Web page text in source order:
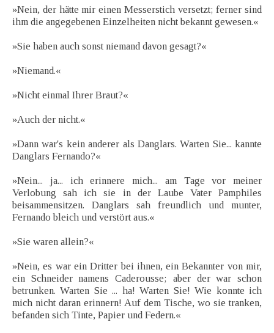
»Nein, der hätte mir einen Messerstich versetzt; ferner sind
ihm die angegebenen Einzelheiten nicht bekannt gewesen.«
»Sie haben auch sonst niemand davon gesagt?«
»Niemand.«
»Nicht einmal Ihrer Braut?«
»Auch der nicht.«
»Dann war's kein anderer als Danglars. Warten Sie... kannte
Danglars Fernando?«
»Nein... ja... ich erinnere mich... am Tage vor meiner
Verlobung sah ich sie in der Laube Vater Pamphiles
beisammensitzen. Danglars sah freundlich und munter,
Fernando bleich und verstört aus.«
»Sie waren allein?«
»Nein, es war ein Dritter bei ihnen, ein Bekannter von mir,
ein Schneider namens Caderousse; aber der war schon
betrunken. Warten Sie ... ha! Warten Sie! Wie konnte ich
mich nicht daran erinnern! Auf dem Tische, wo sie tranken,
befanden sich Tinte, Papier und Federn.«